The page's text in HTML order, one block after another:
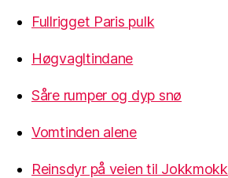
Fullrigget Paris pulk
Høgvagltindane
Såre rumper og dyp snø
Vomtinden alene
Reinsdyr på veien til Jokkmokk